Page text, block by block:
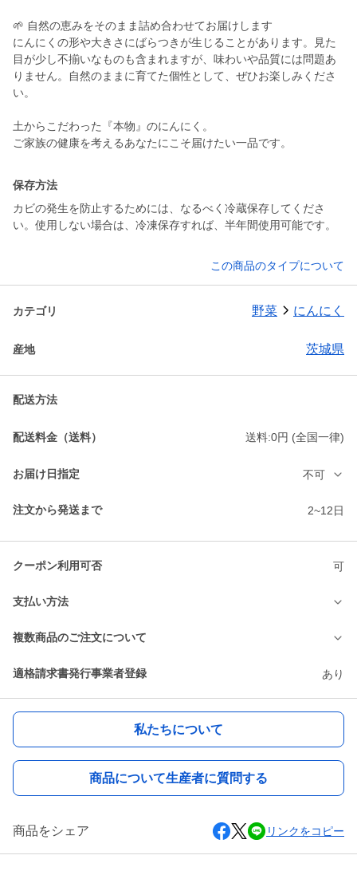
🌱 自然の恵みをそのまま詰め合わせてお届けします
にんにくの形や大きさにばらつきが生じることがあります。見た
目が少し不揃いなものも含まれますが、味わいや品質には問題あ
りません。自然のままに育てた個性として、ぜひお楽しみくださ
い。
土からこだわった『本物』のにんにく。
ご家族の健康を考えるあなたにこそ届けたい一品です。
保存方法
カビの発生を防止するためには、なるべく冷蔵保存してくださ
い。使用しない場合は、冷凍保存すれば、半年間使用可能です。
この商品のタイプについて
カテゴリ 野菜 にんにく
産地 茨城県
配送方法
配送料金（送料） 送料:0円 (全国一律)
お届け日指定 不可
注文から発送まで 2~12日
クーポン利用可否 可
支払い方法
複数商品のご注文について
適格請求書発行事業者登録 あり
私たちについて
商品について生産者に質問する
商品をシェア リンクをコピー